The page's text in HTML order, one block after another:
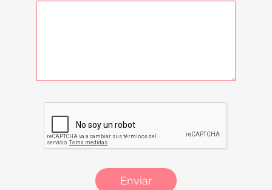
Enviar